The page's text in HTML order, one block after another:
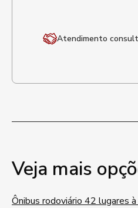
Atendimento
Veja mais
Ônibus rodoviário 42 lugares